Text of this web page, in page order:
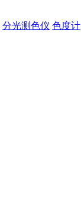
分光测色仪 色度计